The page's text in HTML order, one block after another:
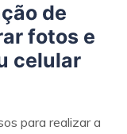
de
fotos e
celular
para realizar a